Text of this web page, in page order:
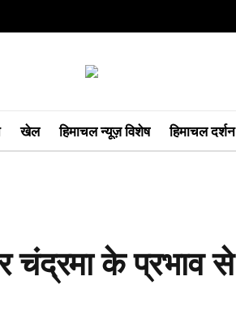
खेल हिमाचल न्यूज़ विशेष हिमाचल दर्शन
चंद्रमा के प्रभाव से